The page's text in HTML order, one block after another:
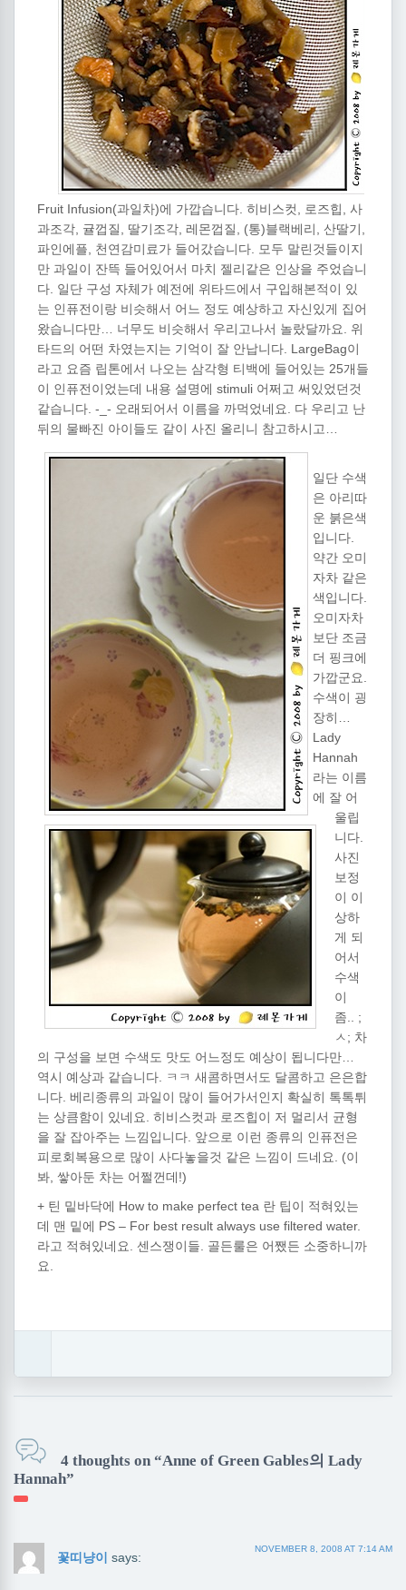
Fruit Infusion(과일차)에 가깝습니다. 히비스컷, 로즈힙, 사
과조각, 귤껍질, 딸기조각, 레몬껍질, (통)블랙베리, 산딸기,
파인에플, 천연감미료가 들어갔습니다. 모두 말린것들이지
만 과일이 잔뜩 들어있어서 마치 젤리같은 인상을 주었습니
다. 일단 구성 자체가 예전에 위타드에서 구입해본적이 있
는 인퓨전이랑 비슷해서 어느 정도 예상하고 자신있게 집어
왔습니다만… 너무도 비슷해서 우리고나서 놀랐달까요. 위
타드의 어떤 차였는지는 기억이 잘 안납니다. LargeBag이
라고 요즘 립톤에서 나오는 삼각형 티백에 들어있는 25개들
이 인퓨전이었는데 내용 설명에 stimuli 어쩌고 써있었던것
같습니다. -_- 오래되어서 이름을 까먹었네요. 다 우리고 난
뒤의 물빠진 아이들도 같이 사진 올리니 참고하시고…
일단 수색
은 아리따
운 붉은색
입니다.
약간 오미
자차 같은
색입니다.
오미자차
보단 조금
더 핑크에
가깝군요.
수색이 굉
장히…
Lady
Hannah
라는 이름
에 잘 어
울립
니다.
사진
보정
이 이
상하
게 되
어서
수색
이
좀.. ;
ㅅ; 차
의 구성을 보면 수색도 맛도 어느정도 예상이 됩니다만…
역시 예상과 같습니다. ㅋㅋ 새콤하면서도 달콤하고 은은합
니다. 베리종류의 과일이 많이 들어가서인지 확실히 톡톡튀
는 상큼함이 있네요. 히비스컷과 로즈힙이 저 멀리서 균형
을 잘 잡아주는 느낌입니다. 앞으로 이런 종류의 인퓨전은
피로회복용으로 많이 사다놓을것 같은 느낌이 드네요. (이
봐, 쌓아둔 차는 어쩔껀데!)
+ 틴 밑바닥에 How to make perfect tea 란 팁이 적혀있는
데 맨 밑에 PS – For best result always use filtered water.
라고 적혀있네요. 센스쟁이들. 골든룰은 어쨌든 소중하니까
요.
4 thoughts on “Anne of Green Gables의 Lady
Hannah”
꽃띠냥이 says:
NOVEMBER 8, 2008 AT 7:14 AM